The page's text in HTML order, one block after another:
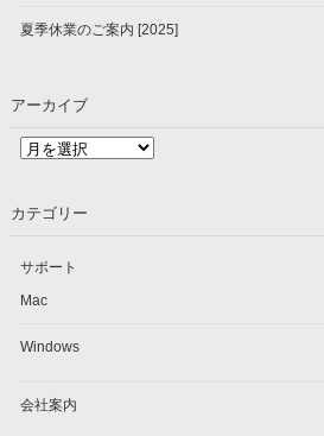
夏季休業のご案内 [2025]
アーカイブ
ア
イ
カテゴリー
サポート
Mac
Windows
会社案内